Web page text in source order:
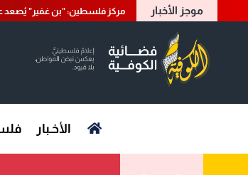
موجز الأخبار مركز فلسطين: "بن غفير" يُصعد
الأخـبار